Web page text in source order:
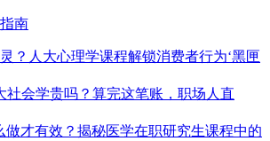
南
？人大心理学课程解锁消费者行为‘黑匣
社会学贵吗？算完这笔账，职场人直
做才有效？揭秘医学在职研究生课程中的